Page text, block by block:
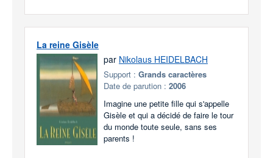
La reine Gisèle
par Nikolaus HEIDELBACH
Support : Grands caractères
Date de parution : 2006
Imagine une petite fille qui s'appelle
Gisèle et qui a décidé de faire le tour
du monde toute seule, sans ses
parents !